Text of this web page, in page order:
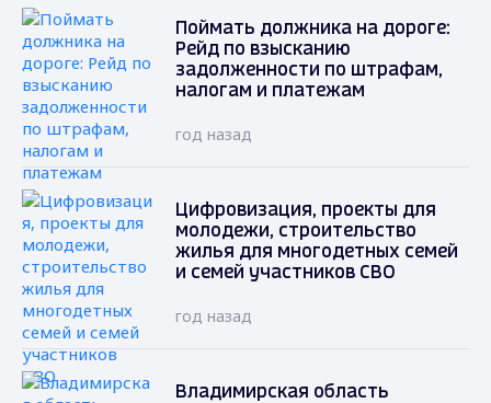
Поймать должника на дороге:
Рейд по взысканию
задолженности по штрафам,
налогам и платежам
год назад
Цифровизация, проекты для
молодежи, строительство
жилья для многодетных семей
и семей участников СВО
год назад
Владимирская область